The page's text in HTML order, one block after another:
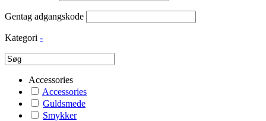
Gentag adgangskode
Kategori -
Accessories
Accessories
Guldsmede
Smykker